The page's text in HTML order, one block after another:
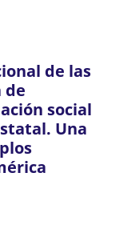
de las
de
social
Una